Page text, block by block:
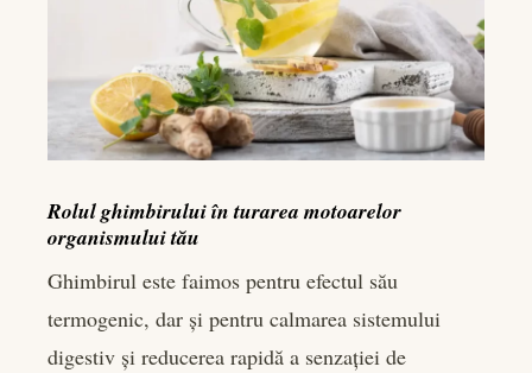
Rolul ghimbirului în turarea motoarelor
organismului tău
Ghimbirul este faimos pentru efectul său
termogenic, dar și pentru calmarea sistemului
digestiv și reducerea rapidă a senzației de